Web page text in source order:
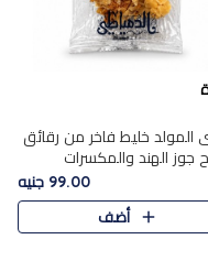
المولد خليط فاخر من رقائق
جوز الهند والمكسرات
متماسك بشراب حلاوة
الخفيفة ليمنحك قرمشة
ومذاقًا شرقيًا أصيلً..
99.00 جنيه
أضف